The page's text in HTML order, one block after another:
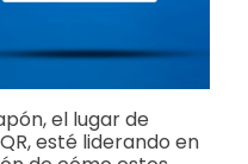
el lugar de
esté liderando en